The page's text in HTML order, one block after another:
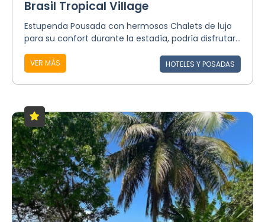
Brasil Tropical Village
Estupenda Pousada con hermosos Chalets de lujo
para su confort durante la estadía, podría disfrutar...
VER MÁS HOTELES Y POSADAS